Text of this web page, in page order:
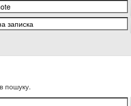
пошуку.